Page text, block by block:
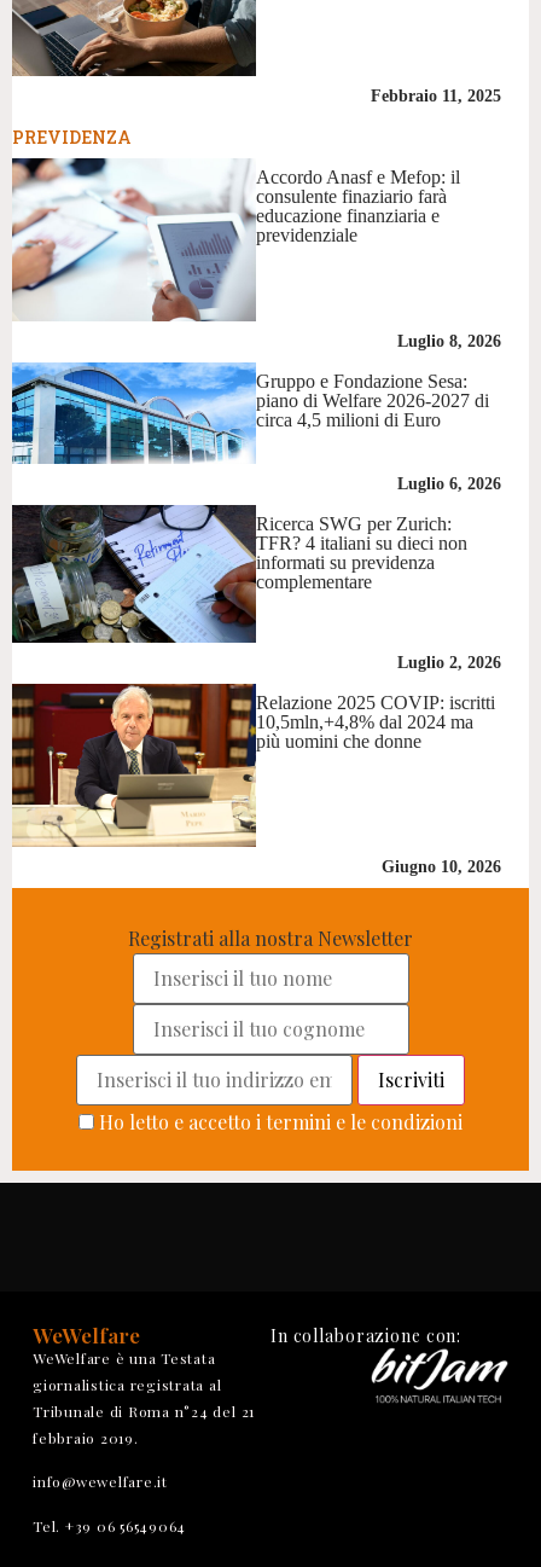
Febbraio 11, 2025
PREVIDENZA
Accordo Anasf e Mefop: il
consulente finaziario farà
educazione finanziaria e
previdenziale
Luglio 8, 2026
Gruppo e Fondazione Sesa:
piano di Welfare 2026-2027 di
circa 4,5 milioni di Euro
Luglio 6, 2026
Ricerca SWG per Zurich:
TFR? 4 italiani su dieci non
informati su previdenza
complementare
Luglio 2, 2026
Relazione 2025 COVIP: iscritti
10,5mln,+4,8% dal 2024 ma
più uomini che donne
Giugno 10, 2026
Registrati alla nostra Newsletter
Ho letto e accetto i termini e le condizioni
WeWelfare
WeWelfare è una Testata
giornalistica registrata al
Tribunale di Roma n°24 del 21
febbraio 2019.
info@wewelfare.it
Tel. +39 06 56549064
In collaborazione con: